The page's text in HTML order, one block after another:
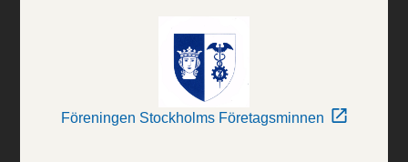
Föreningen Stockholms Företagsminnen